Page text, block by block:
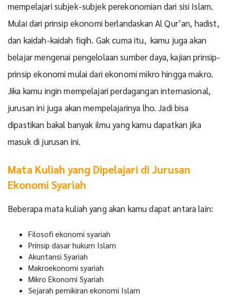
mempelajari subjek-subjek perekonomian dari sisi Islam.
Mulai dari prinsip ekonomi berlandaskan Al Qur’an, hadist,
dan kaidah-kaidah fiqih. Gak cuma itu, kamu juga akan
belajar mengenai pengelolaan sumber daya, kajian prinsip-
prinsip ekonomi mulai dari ekonomi mikro hingga makro.
Jika kamu ingin mempelajari perdagangan internasional,
jurusan ini juga akan mempelajarinya lho. Jadi bisa
dipastikan bakal banyak ilmu yang kamu dapatkan jika
masuk di jurusan ini.
Mata Kuliah yang Dipelajari di Jurusan
Ekonomi Syariah
Beberapa mata kuliah yang akan kamu dapat antara lain:
Filosofi ekonomi syariah
Prinsip dasar hukum Islam
Akuntansi Syariah
Makroekonomi syariah
Mikro Ekonomi Syariah
Sejarah pemikiran ekonomi Islam